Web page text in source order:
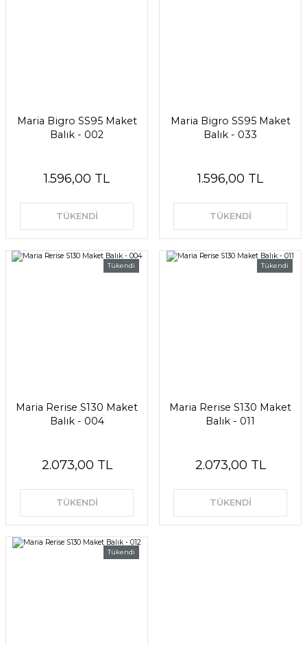
Maria Bigro SS95 Maket
Balık - 002
1.596,00 TL
TÜKENDİ
Maria Bigro SS95 Maket
Balık - 033
1.596,00 TL
TÜKENDİ
Tükendi
Maria Rerise S130 Maket
Balık - 004
2.073,00 TL
TÜKENDİ
Tükendi
Maria Rerise S130 Maket
Balık - 011
2.073,00 TL
TÜKENDİ
Tükendi